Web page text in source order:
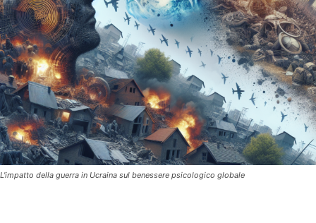
L'impatto della guerra in Ucraina sul benessere psicologico globale